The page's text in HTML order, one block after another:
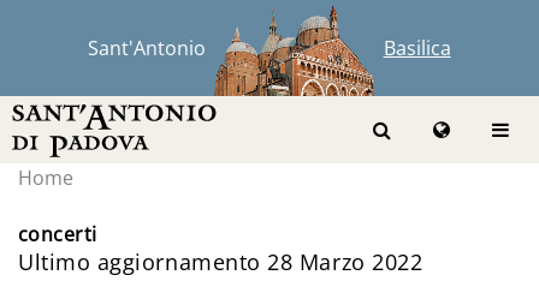
Sant'Antonio Basilica
Home
concerti
Ultimo aggiornamento 28 Marzo 2022